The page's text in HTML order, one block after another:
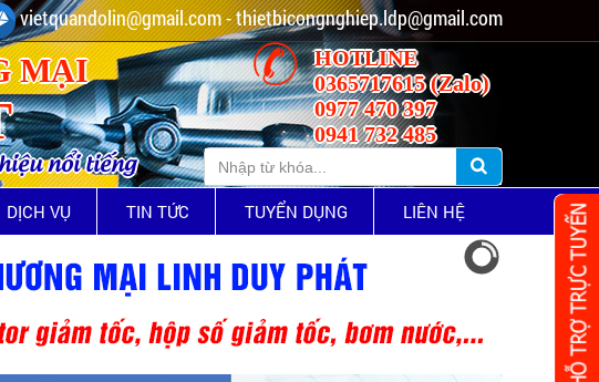
vietquandolin@gmail.com - thietbicongnghiep.ldp@gmail.com
MẠI
nổi tiếng
HOTLINE
0365717615 (Zalo)
0977 470 397
0941 732 485
DỊCH VỤ TIN TỨC TUYỂN DỤNG LIÊN HỆ